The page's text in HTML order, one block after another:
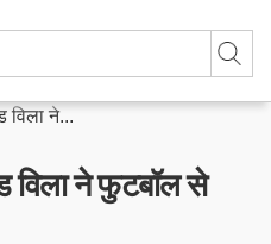
विला ने...
विला ने फुटबॉल से